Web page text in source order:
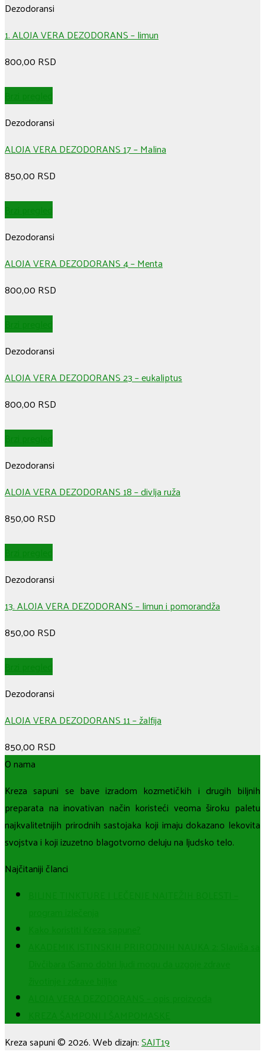
Dezodoransi
1. ALOJA VERA DEZODORANS – limun
800,00 RSD
Dezodoransi
ALOJA VERA DEZODORANS 17 – Malina
850,00 RSD
Dezodoransi
ALOJA VERA DEZODORANS 4 – Menta
800,00 RSD
Dezodoransi
ALOJA VERA DEZODORANS 23 – eukaliptus
800,00 RSD
Dezodoransi
ALOJA VERA DEZODORANS 18 – divlja ruža
850,00 RSD
Dezodoransi
13. ALOJA VERA DEZODORANS – limun i pomorandža
850,00 RSD
Dezodoransi
ALOJA VERA DEZODORANS 11 – žalfija
850,00 RSD
O nama
Kreza sapuni se bave izradom kozmetičkih i drugih biljnih
preparata na inovativan način koristeći veoma široku paletu
najkvalitetnijih prirodnih sastojaka koji imaju dokazano lekovita
svojstva i koji izuzetno blagotvorno deluju na ljudsko telo.
Najčitaniji članci
Kreza sapuni © 2026. Web dizajn:SAJT19